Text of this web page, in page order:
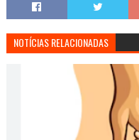
NOTÍCIAS RELACIONADAS